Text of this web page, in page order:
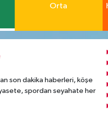
Orta
son dakika haberleri, köşe
spordan seyahate her